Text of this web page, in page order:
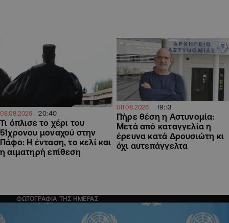
08.08.2026 20:40
Τι όπλισε το χέρι του
51χρονου μοναχού στην
Πάφο: Η ένταση, το κελί και
η αιματηρή επίθεση
08.08.2026 19:13
Πήρε θέση η Αστυνομία:
Μετά από καταγγελία η
έρευνα κατά Δρουσιώτη κι
όχι αυτεπάγγελτα
ΦΩΤΟΓΡΑΦΙΑ ΤΗΣ ΗΜΕΡΑΣ